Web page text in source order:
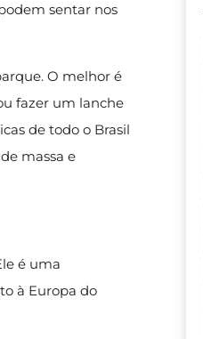
sentar nos
O melhor é
fazer um lanche
de todo o Brasil
massa e
é uma
à Europa do